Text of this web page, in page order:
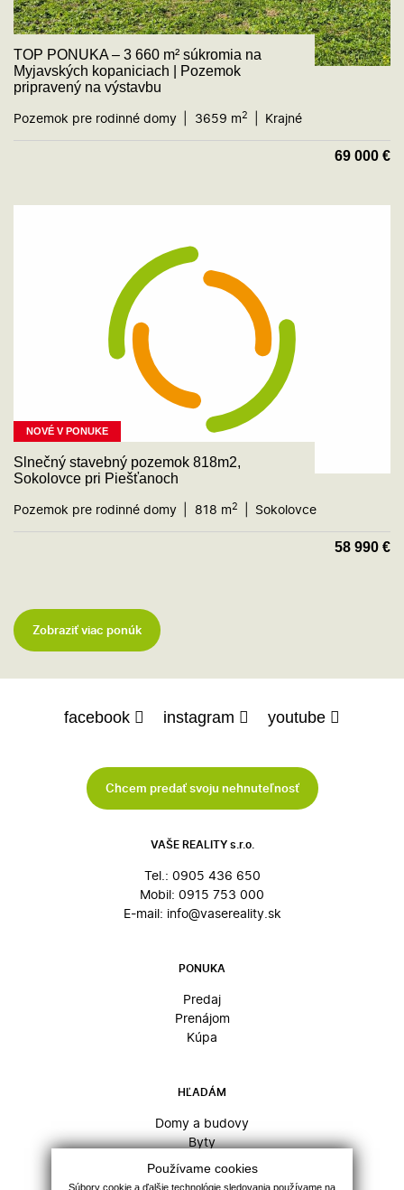
TOP PONUKA – 3 660 m² súkromia na
Myjavských kopaniciach | Pozemok
pripravený na výstavbu
Pozemok pre rodinné domy
3659 m2 Krajné
69 000 €
NOVÉ V PONUKE
Slnečný stavebný pozemok 818m2,
Sokolovce pri Piešťanoch
Pozemok pre rodinné domy
818 m2 Sokolovce
58 990 €
Zobraziť viac ponúk
facebook instagram youtube
Chcem predať svoju nehnuteľnosť
VAŠE REALITY s.r.o.
Tel.: 0905 436 650
Mobil: 0915 753 000
E-mail: info@vasereality.sk
PONUKA
Predaj
Prenájom
Kúpa
HĽADÁM
Domy a budovy
Byty
Komerčné objekty
Pozemky
Používame cookies
Súbory cookie a ďalšie technológie sledovania používame na